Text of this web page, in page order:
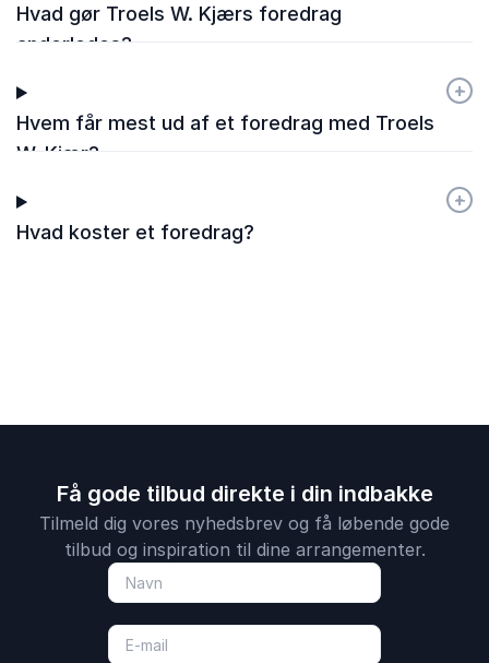
Hvad gør Troels W. Kjærs foredrag
anderledes?
Hvem får mest ud af et foredrag med Troels
W. Kjær?
+
-
Hvad koster et foredrag?
+
-
Få gode tilbud direkte i din indbakke
Tilmeld dig vores nyhedsbrev og få løbende gode
tilbud og inspiration til dine arrangementer.